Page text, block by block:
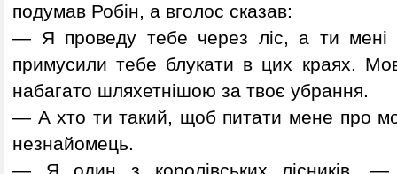
подумав Робін, а вголос сказав:
— Я проведу тебе через ліс, а ти мені
примусили тебе блукати в цих краях.
набагато шляхетнішою за твоє убрання.
— А хто ти такий, щоб питати мене про
незнайомець.